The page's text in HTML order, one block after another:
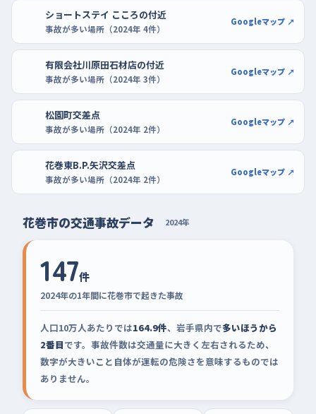
ら、開店前後の空いている時間に端のほうを使えば、切り返しを
ゆっくり繰り返せる。白線に対してまっすぐ入れる感覚がつかめた
ら、次は柱や隣の車がある場所へ、少しずつ条件を上げていこう。
ショートステイ こころの付近
事故が多い場所（2024年 4件）
Googleマップ ↗
有限会社川原田石材店の付近
事故が多い場所（2024年 3件）
Googleマップ ↗
松園町交差点
事故が多い場所（2024年 2件）
Googleマップ ↗
花巻東B.P.矢沢交差点
事故が多い場所（2024年 2件）
Googleマップ ↗
花巻市の交通事故データ 2024年
147件
2024年の1年間に花巻市で起きた事故
人口10万人あたりでは164.9件、岩手県内で多いほうから
2番目です。事故件数は交通量に大きく左右されるため、
数字が大きいこと自体が運転の危険さを意味するものでは
ありません。